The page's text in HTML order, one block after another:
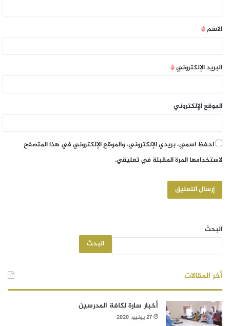
الاسم*
البريد الإلكتروني*
الموقع الإلكتروني
احفظ اسمي، بريدي الإلكتروني، والموقع الإلكتروني في هذا المتصفح
لاستخدامها المرة المقبلة في تعليقي.
البحث
البحث
أخر المقالات
أخبار سارة لكافة المدرسين
27 يونيو، 2020